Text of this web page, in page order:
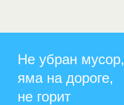
Не убран мусор,
яма на дороге,
не горит